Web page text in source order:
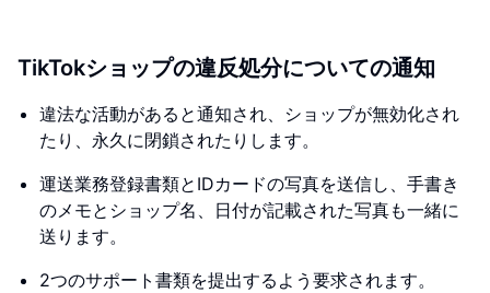
TikTokショップの違反処分についての通知
違法な活動があると通知され、ショップが無効化され
たり、永久に閉鎖されたりします。
運送業務登録書類とIDカードの写真を送信し、手書き
のメモとショップ名、日付が記載された写真も一緒に
送ります。
2つのサポート書類を提出するよう要求されます。